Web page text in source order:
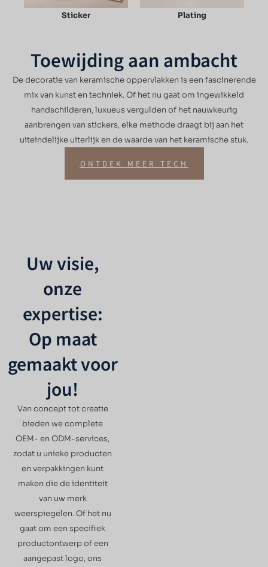
Sticker Plating
Toewijding aan ambacht
De decoratie van keramische oppervlakken is een fascinerende
mix van kunst en techniek. Of het nu gaat om ingewikkeld
handschilderen, luxueus vergulden of het nauwkeurig
aanbrengen van stickers, elke methode draagt bij aan het
uiteindelijke uiterlijk en de waarde van het keramische stuk.
ONTDEK MEER TECH
Uw visie,
onze
expertise:
Op maat
gemaakt voor
jou!
Van concept tot creatie
bieden we complete
OEM- en ODM-services,
zodat u unieke producten
en verpakkingen kunt
maken die de identiteit
van uw merk
weerspiegelen. Of het nu
gaat om een specifiek
productontwerp of een
aangepast logo, ons